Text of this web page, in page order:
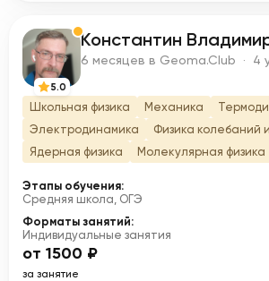
К
5.0
Константин
6 месяцев в Geoma.Club · 4
Школьная физика Механика
Электродинамика
Физика колебаний
Ядерная физика
Молекулярная физика
Этапы обучения:
Средняя школа, ОГЭ
Форматы занятий:
Индивидуальные занятия
от 1500 ₽
за занятие